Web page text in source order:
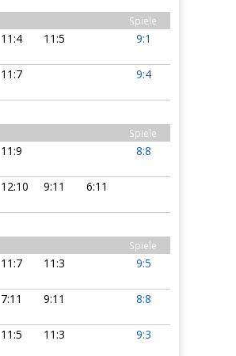
Spiele
11:4 11:5 9:1
11:7 9:4
Spiele
11:9 8:8
12:10 9:11 6:11
Spiele
11:7 11:3 9:5
7:11 9:11 8:8
11:5 11:3 9:3